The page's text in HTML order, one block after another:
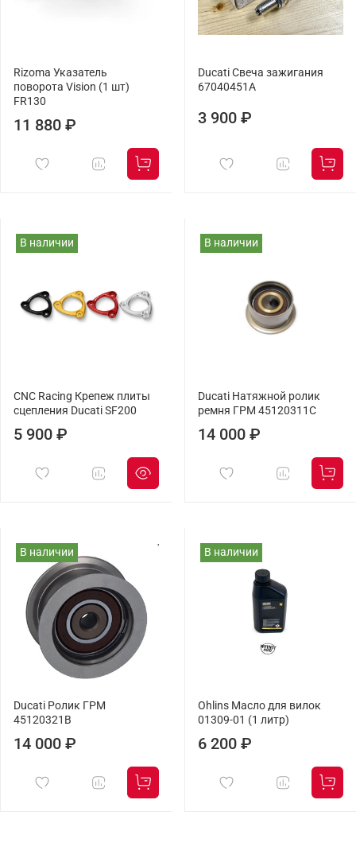
Rizoma Указатель
поворота Vision (1 шт)
FR130
11 880 ₽
Ducati Свеча зажигания
67040451A
3 900 ₽
В наличии
CNC Racing Крепеж плиты
сцепления Ducati SF200
5 900 ₽
В наличии
Ducati Натяжной ролик
ремня ГРМ 45120311C
14 000 ₽
В наличии
Ducati Ролик ГРМ
45120321B
14 000 ₽
В наличии
Ohlins Масло для вилок
01309-01 (1 литр)
6 200 ₽